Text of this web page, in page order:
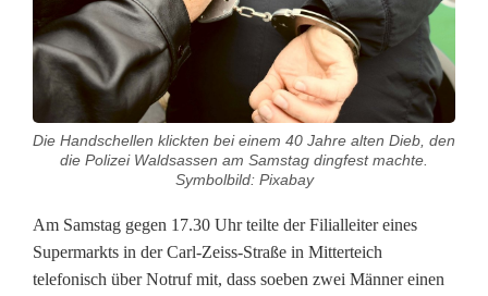
z
e
i
b
e
n
Die Handschellen klickten bei einem 40 Jahre alten Dieb, den
die Polizei Waldsassen am Samstag dingfest machte.
Symbolbild: Pixabay
Am Samstag gegen 17.30 Uhr teilte der Filialleiter eines
Supermarkts in der Carl-Zeiss-Straße in Mitterteich
telefonisch über Notruf mit, dass soeben zwei Männer einen